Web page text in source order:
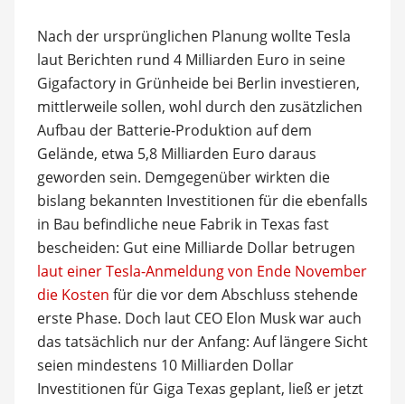
Nach der ursprünglichen Planung wollte Tesla
laut Berichten rund 4 Milliarden Euro in seine
Gigafactory in Grünheide bei Berlin investieren,
mittlerweile sollen, wohl durch den zusätzlichen
Aufbau der Batterie-Produktion auf dem
Gelände, etwa 5,8 Milliarden Euro daraus
geworden sein. Demgegenüber wirkten die
bislang bekannten Investitionen für die ebenfalls
in Bau befindliche neue Fabrik in Texas fast
bescheiden: Gut eine Milliarde Dollar betrugen
laut einer Tesla-Anmeldung von Ende November
die Kosten für die vor dem Abschluss stehende
erste Phase. Doch laut CEO Elon Musk war auch
das tatsächlich nur der Anfang: Auf längere Sicht
seien mindestens 10 Milliarden Dollar
Investitionen für Giga Texas geplant, ließ er jetzt